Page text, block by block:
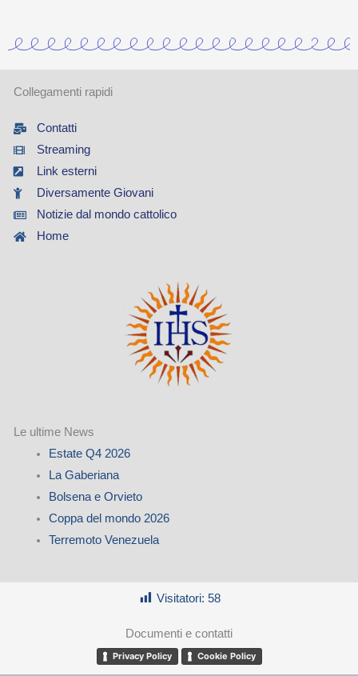
Collegamenti rapidi
Contatti
Streaming
Link esterni
Diversamente Giovani
Notizie dal mondo cattolico
Home
Le ultime News
Estate Q4 2026
La Gaberiana
Bolsena e Orvieto
Coppa del mondo 2026
Terremoto Venezuela
Visitatori: 58
Documenti e contatti
Privacy Policy Cookie Policy